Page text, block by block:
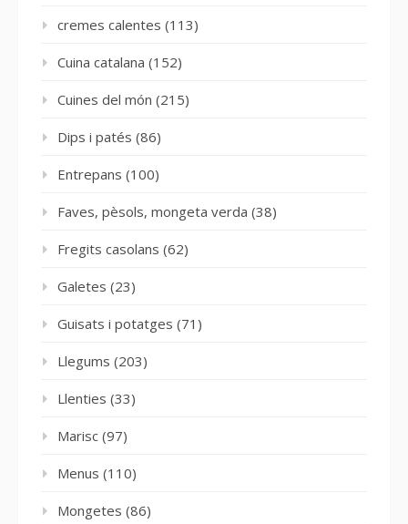
cremes calentes (113)
Cuina catalana (152)
Cuines del món (215)
Dips i patés (86)
Entrepans (100)
Faves, pèsols, mongeta verda (38)
Fregits casolans (62)
Galetes (23)
Guisats i potatges (71)
Llegums (203)
Llenties (33)
Marisc (97)
Menus (110)
Mongetes (86)